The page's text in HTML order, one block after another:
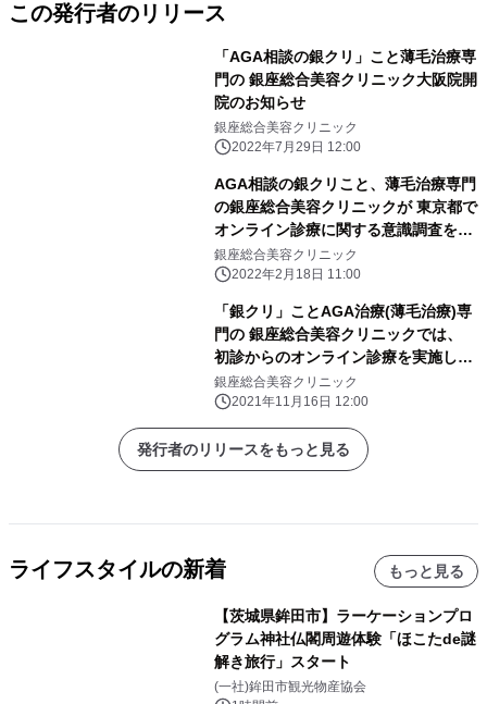
この発行者のリリース
「AGA相談の銀クリ」こと薄毛治療専
門の 銀座総合美容クリニック大阪院開
院のお知らせ
銀座総合美容クリニック
2022年7月29日 12:00
AGA相談の銀クリこと、薄毛治療専門
の銀座総合美容クリニックが 東京都で
オンライン診療に関する意識調査を実
施
銀座総合美容クリニック
2022年2月18日 11:00
「銀クリ」ことAGA治療(薄毛治療)専
門の 銀座総合美容クリニックでは、
初診からのオンライン診療を実施して
おります
銀座総合美容クリニック
2021年11月16日 12:00
発行者のリリースをもっと見る
ライフスタイルの新着 もっと見る
【茨城県鉾田市】ラーケーションプロ
グラム神社仏閣周遊体験「ほこたde謎
解き旅行」スタート
(一社)鉾田市観光物産協会